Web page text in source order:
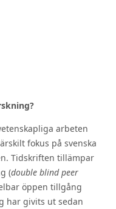
arbeten
fokus på svenska
Tidskriften tillämpar
(double blind peer
öppen tillgång
har givits ut sedan